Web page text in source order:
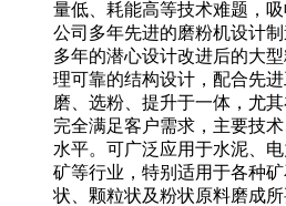
量低、耗能高等技术难题，
公司多年先进的磨粉机设计
多年的潜心设计改进后的大
理可靠的结构设计，配合先
磨、选粉、提升于一体，尤
完全满足客户需求，主要技
水平。可广泛应用于水泥、
矿等行业，特别适用于各种
状、颗粒状及粉状原料磨成所